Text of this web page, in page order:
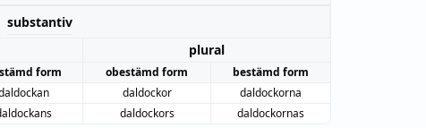
substantiv
plural
form obestämd form
bestämd form
daldockor
daldockorna
daldockors daldockornas